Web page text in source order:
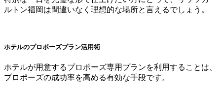
ルトン福岡は間違いなく理想的な場所と言えるでしょう。
ホテルのプロポーズプラン活用術
ホテルが用意するプロポーズ専用プランを利用することは、
プロポーズの成功率を高める有効な手段です。